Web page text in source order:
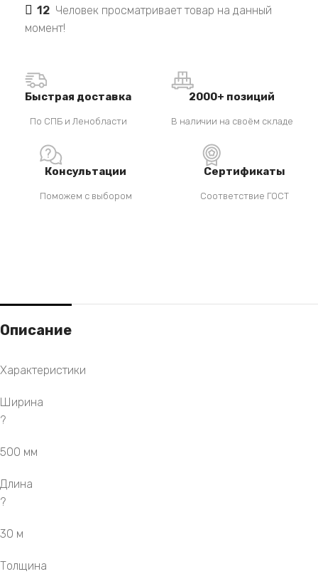
12 Человек просматривает товар на данный
момент!
Быстрая доставка
По СПБ и Ленобласти
2000+ позиций
В наличии на своём складе
Консультации
Поможем с выбором
Сертификаты
Соответствие ГОСТ
Описание
Характеристики
Ширина
?
500 мм
Длина
?
30 м
Толщина